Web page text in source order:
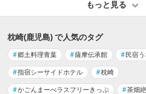
もっと見る
枕崎(鹿児島) で人気のタグ
#郷土料理青葉 #薩摩伝承館 # 民宿
#指宿シーサイドホテル #枕崎
#かごんまーべラスフリーきっぷ #茶畑